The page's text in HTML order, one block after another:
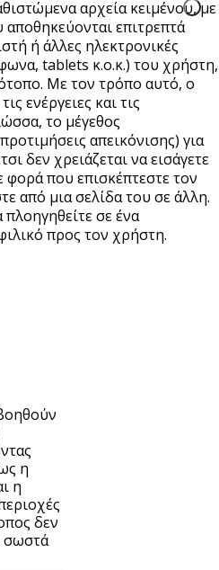
αρχεία κειμένου, με
επιτρεπτά
ή άλλες ηλεκτρονικές
tablets κ.ο.κ.) του χρήστη,
Με τον τρόπο αυτό, ο
ενέργειες και τις
το μέγεθος
απεικόνισης) για
δεν χρειάζεται να εισάγετε
φορά που επισκέπτεστε τον
από μια σελίδα του σε άλλη.
σε ένα
προς τον χρήστη.
η
η
δεν
σωστά